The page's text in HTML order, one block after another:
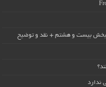
– بخش بیست و هشتم + نقد و توضیح
ندارد